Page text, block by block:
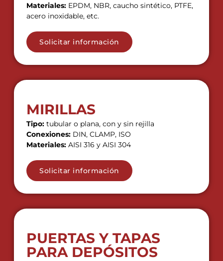
Materiales: EPDM, NBR, caucho sintético, PTFE,
acero inoxidable, etc.
Solicitar información
MIRILLAS
Tipo: tubular o plana, con y sin rejilla
Conexiones: DIN, CLAMP, ISO
Materiales: AISI 316 y AISI 304
Solicitar información
PUERTAS Y TAPAS
PARA DEPÓSITOS